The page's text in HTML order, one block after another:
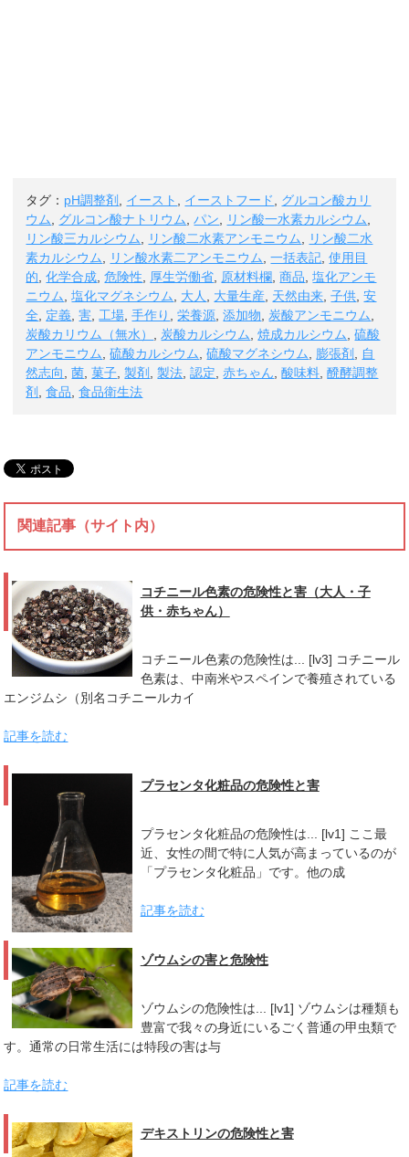
タグ： pH調整剤 イースト イーストフード
グルコン酸カリ
ウム
グルコン酸ナトリウム ,パン リン酸一水素カルシウム
リン酸三カルシウム
リン酸二水素アンモニウム
リン酸二水
素カルシウム
リン酸水素二アンモニウム ,一括表記 ,使用目
的 ,化学合成 ,危険性 厚生労働省 原材料欄 ,商品 ,塩化アンモ
ニウム
,塩化マグネシウム 大人 大量生産 天然由来 ,子供 ,安
全
定義 ,害 工場 ,手作り ,栄養源 ,添加物 炭酸アンモニウム
炭酸カリウム（無水）
炭酸カルシウム ,焼成カルシウム ,硫酸
アンモニウム
,硫酸カルシウム ,硫酸マグネシウム 膨張剤
自
然志向
,菌 ,菓子 ,製剤 ,製法 ,認定 ,赤ちゃん ,酸味料 ,醗酵調整
剤 ,食品 ,食品衛生法
関連記事（サイト内）
コチニール色素の危険性と害（大人・子
供・赤ちゃん）
コチニール色素の危険性は... [lv3] コチニール
色素は、中南米やスペインで養殖されている
エンジムシ（別名コチニールカイ
記事を読む
プラセンタ化粧品の危険性と害
プラセンタ化粧品の危険性は... [lv1] ここ最
近、女性の間で特に人気が高まっているのが
「プラセンタ化粧品」です。他の成
記事を読む
ゾウムシの害と危険性
ゾウムシの危険性は... [lv1] ゾウムシは種類も
豊富で我々の身近にいるごく普通の甲虫類で
す。通常の日常生活には特段の害は与
記事を読む
デキストリンの危険性と害